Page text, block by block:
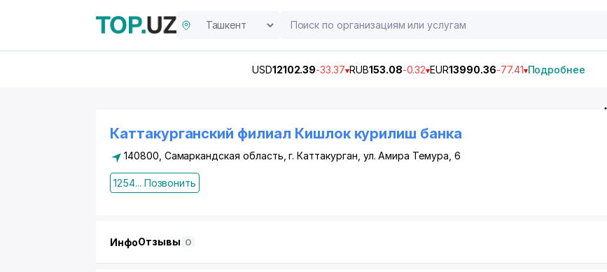
USD12102.39-33.37 RUB153.08-0.32 EUR13990.36-77.41 Подробнее
Каттакурганский филиал Кишлок курилиш банка
140800, Самаркандская область, г. Каттакурган, ул. Амира Темура, 6
1254... Позвонить
ИнфоОтзывы 0